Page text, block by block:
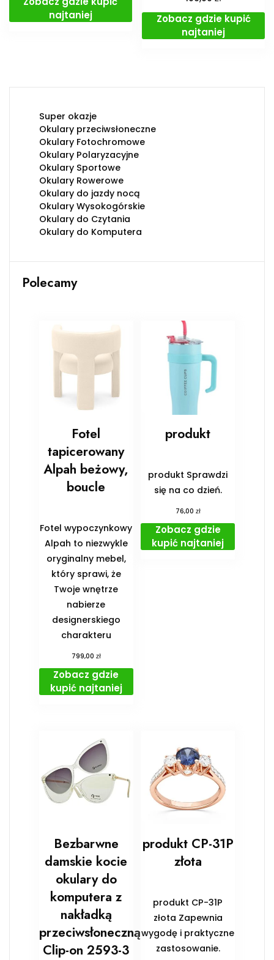
najtaniej
Zobacz gdzie kupić
najtaniej
Super okazje
Okulary przeciwsłoneczne
Okulary Fotochromowe
Okulary Polaryzacyjne
Okulary Sportowe
Okulary Rowerowe
Okulary do jazdy nocą
Okulary Wysokogórskie
Okulary do Czytania
Okulary do Komputera
Polecamy
Fotel
tapicerowany
Alpah beżowy,
boucle
Fotel wypoczynkowy
Alpah to niezwykle
oryginalny mebel,
który sprawi, że
Twoje wnętrze
nabierze
designerskiego
charakteru
799,00 zł
Zobacz gdzie
kupić najtaniej
produkt
produkt Sprawdzi
się na co dzień.
76,00 zł
Zobacz gdzie
kupić najtaniej
Bezbarwne
damskie kocie
okulary do
komputera z
nakładką
przeciwsłoneczną
Clip-on 2593-3
produkt CP-31P
złota
produkt CP-31P
złota Zapewnia
wygodę i praktyczne
zastosowanie.